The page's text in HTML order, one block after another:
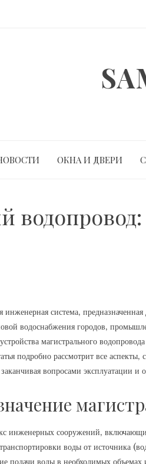
ОКНА И ДВЕРИ
система‚
водоснабжения городов‚
магистрального
подробно рассмотрит все
вопросами эксплуатации и
инженерных сооружений‚
воды от источника
подачи воды в необходимых